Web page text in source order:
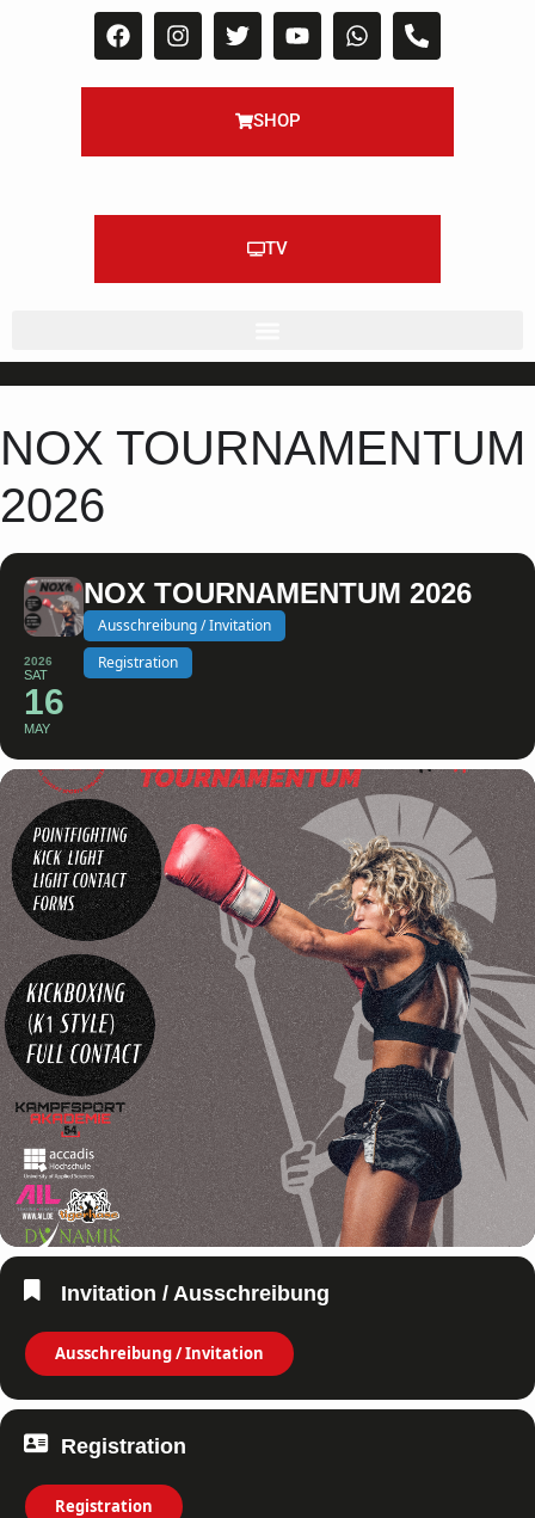
SHOP
TV
NOX TOURNAMENTUM
2026
2026
SAT
16
MAY
NOX TOURNAMENTUM 2026
Ausschreibung / Invitation
Registration
Invitation / Ausschreibung
Ausschreibung / Invitation
Registration
Registration